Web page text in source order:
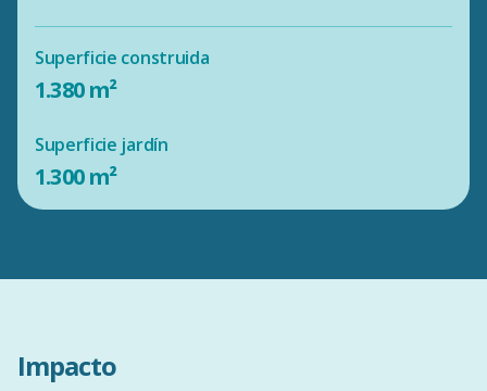
Superficie construida
1.380 m²
Superficie jardín
1.300 m²
Impacto